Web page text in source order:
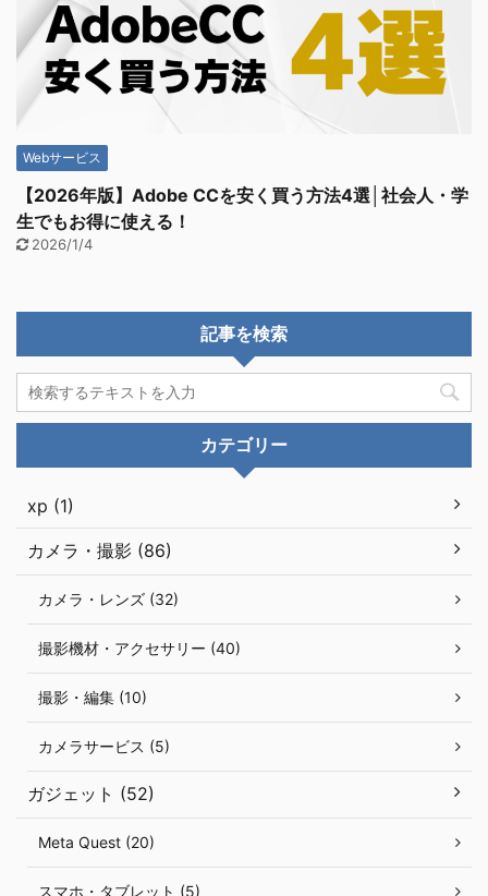
Webサービス
【2026年版】Adobe CCを安く買う方法4選│社会人・学
生でもお得に使える！
2026/1/4
記事を検索
カテゴリー
xp (1)
カメラ・撮影 (86)
カメラ・レンズ (32)
撮影機材・アクセサリー (40)
撮影・編集 (10)
カメラサービス (5)
ガジェット (52)
Meta Quest (20)
スマホ・タブレット (5)